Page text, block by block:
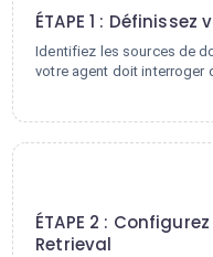
ÉTAPE 1 :
Identifiez les sources de
votre agent doit interroger
ÉTAPE 2 :
Retrieval